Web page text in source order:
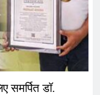
समर्पित डॉ.